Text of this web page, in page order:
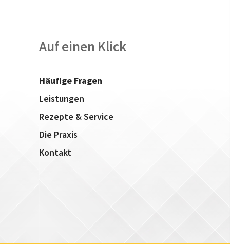
Auf einen Klick
Häufige Fragen
Leistungen
Rezepte & Service
Die Praxis
Kontakt